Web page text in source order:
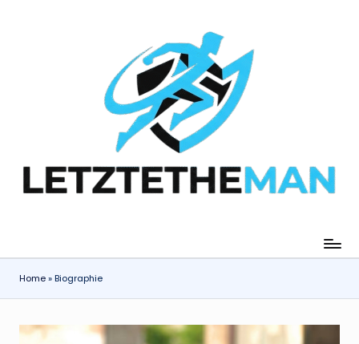
Home»Biographie